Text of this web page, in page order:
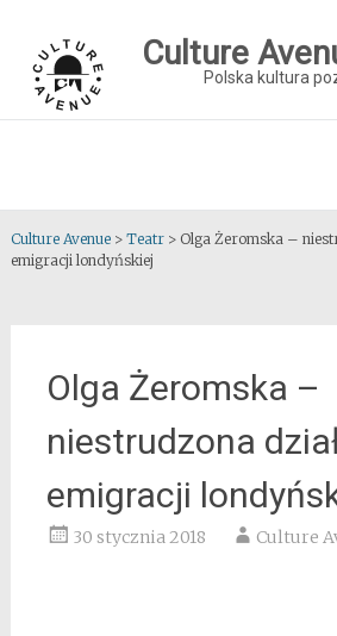
content
Culture
Polska kultura
Culture Avenue> Teatr> Olga Żeromska –
emigracji londyńskiej
Olga Żeromska –
niestrudzona
emigracji
30 stycznia 2018 Culture